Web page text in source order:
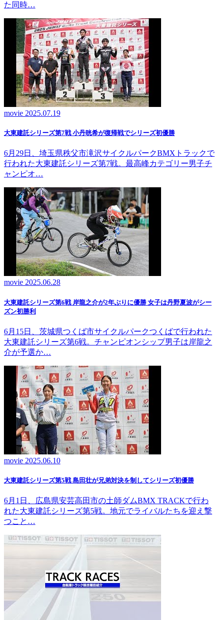
た同時…
movie 2025.07.19
大東建託シリーズ第7戦 ⼩丹晄希が復帰戦でシリーズ初優勝
6月29日、埼玉県秩父市滝沢サイクルパークBMXトラックで
行われた大東建託シリーズ第7戦。最高峰カテゴリー男子チ
ャンピオ…
movie 2025.06.28
大東建託シリーズ第6戦 岸龍之介が2年ぶりに優勝 女子は丹野夏波がシー
ズン初勝利
6月15日、茨城県つくば市サイクルパークつくばで行われた
大東建託シリーズ第6戦。チャンピオンシップ男子は岸龍之
介が予選か…
movie 2025.06.10
大東建託シリーズ第5戦 島田壮が兄弟対決を制してシリーズ初優勝
6月1日、広島県安芸高田市の土師ダムBMX TRACKで行わ
れた大東建託シリーズ第5戦。地元でライバルたちを迎え撃
つこと…